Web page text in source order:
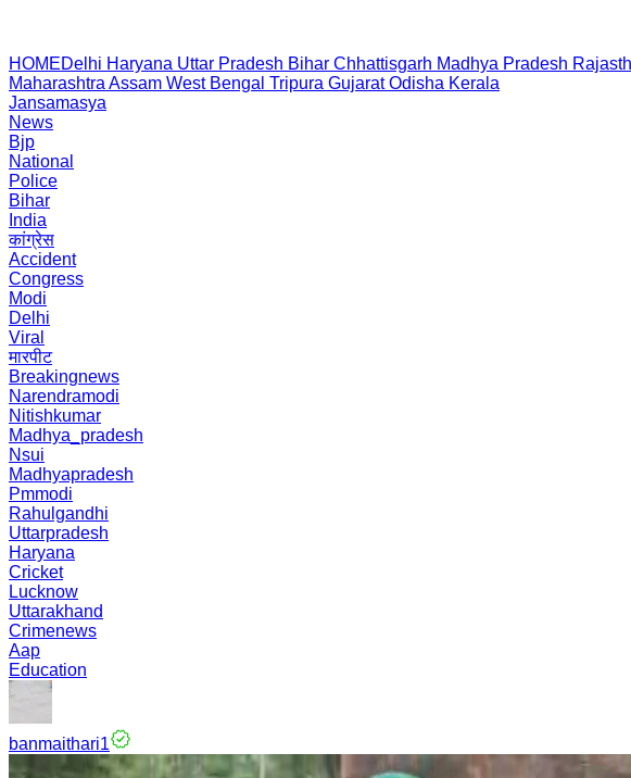
HOMEDelhi Haryana Uttar Pradesh Bihar Chhattisgarh Madhya Pradesh
Maharashtra Assam West Bengal Tripura Gujarat Odisha Kerala
Jansamasya
News
Bjp
National
Police
Bihar
India
कांग्रेस
Accident
Congress
Modi
Delhi
Viral
मारपीट
Breakingnews
Narendramodi
Nitishkumar
Madhya_pradesh
Nsui
Madhyapradesh
Pmmodi
Rahulgandhi
Uttarpradesh
Haryana
Cricket
Lucknow
Uttarakhand
Crimenews
Aap
Education
banmaithari1